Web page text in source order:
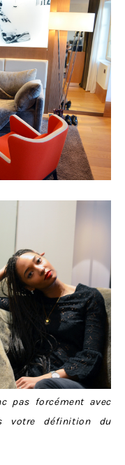
pas forcément avec
votre définition du